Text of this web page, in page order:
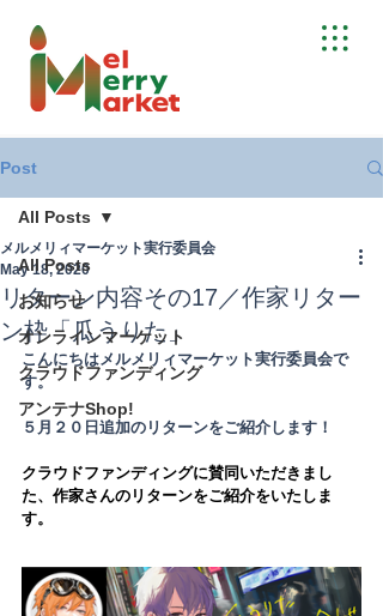
Post
All Posts
お知らせ
オンラインマーケット
クラウドファンディング
アンテナShop!
All Posts
リターン内容その17／作家リター
ン枠「瓜うりた」
メルメリィマーケット実行委員会
May 18, 2020
こんにちはメルメリィマーケット実行委員会で
す。
５月２０日追加のリターンをご紹介します！
クラウドファンディングに賛同いただきまし
た、作家さんのリターンをご紹介をいたしま
す。